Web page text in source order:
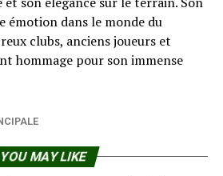
émotion dans le monde du
clubs, anciens joueurs et
hommage pour son immense
YOU MAY LIKE